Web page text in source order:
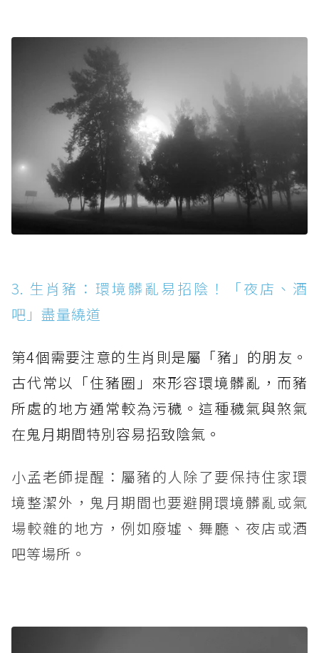
3. 生肖豬：環境髒亂易招陰！「夜店、酒
吧」盡量繞道
第4個需要注意的生肖則是屬「豬」的朋友。
古代常以「住豬圈」來形容環境髒亂，而豬
所處的地方通常較為污穢。這種穢氣與煞氣
在鬼月期間特別容易招致陰氣。
小孟老師提醒：屬豬的人除了要保持住家環
境整潔外，鬼月期間也要避開環境髒亂或氣
場較雜的地方，例如廢墟、舞廳、夜店或酒
吧等場所。